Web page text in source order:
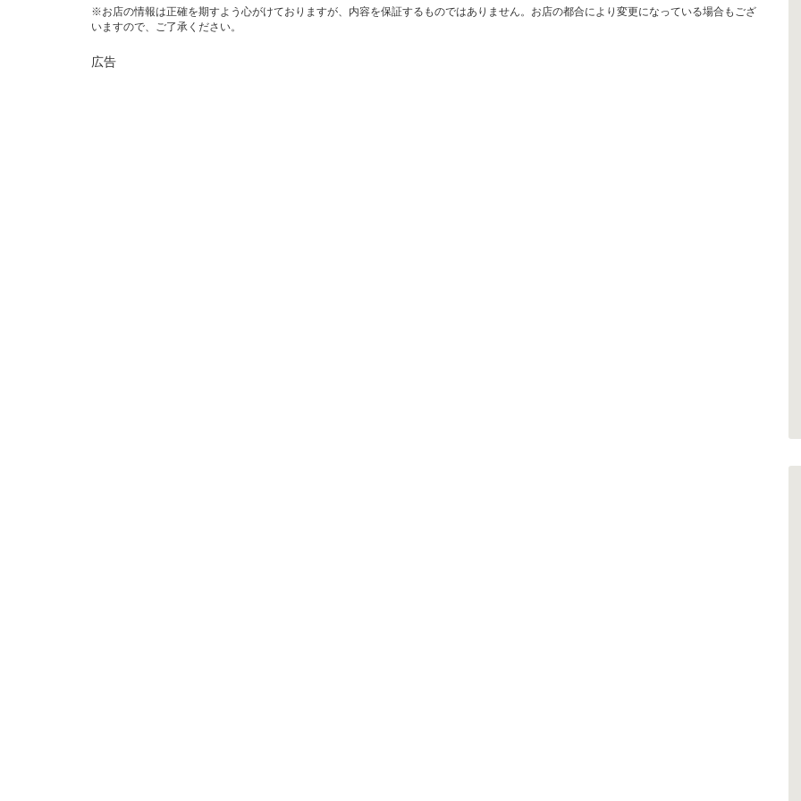
※お店の情報は正確を期すよう心がけておりますが、内容を保証するものではありません。お店の都合により変更になっている場合もござ
いますので、ご了承ください。
広告